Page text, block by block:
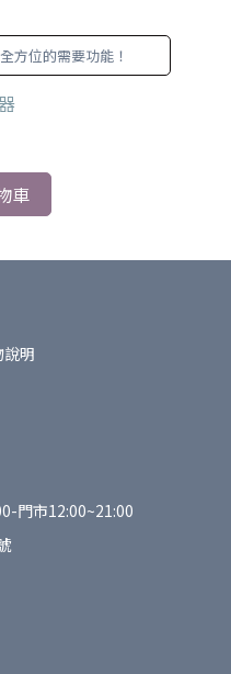
方位的需要功能！
車
說明
門市12:00~21:00